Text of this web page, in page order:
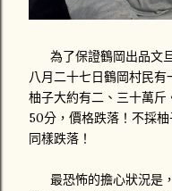
為了保證鶴岡出品文旦
八月二十七日鶴岡村民
柚子大約有二、三十萬
50分，價格跌落！不採
同樣跌落！
最恐怖的擔心狀況是，